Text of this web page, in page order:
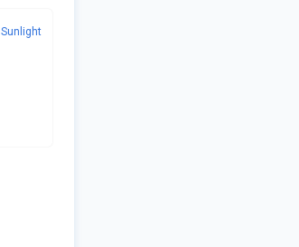
Sunlight